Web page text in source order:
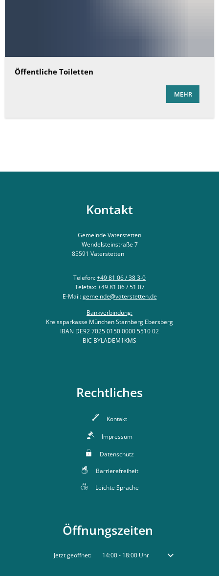
Öffentliche Toiletten
MEHR
Kontakt
Gemeinde Vaterstetten
Wendelsteinstraße 7
85591 Vaterstetten
Telefon:+49 81 06 / 38 3-0
Telefax: +49 81 06 / 51 07
E-Mail:gemeinde@vaterstetten.de
Bankverbindung:
Kreissparkasse München Starnberg Ebersberg
IBAN DE92 7025 0150 0000 5510 02
BIC BYLADEM1KMS
Rechtliches
Kontakt
Impressum
Datenschutz
Barrierefreiheit
Leichte Sprache
Öffnungszeiten
Klicken, um weitere Öffnungs- oder Schließzeiten auszublenden
Jetzt geöffnet: 14:00- 18:00Uhr Von 14:00 bis 18:00